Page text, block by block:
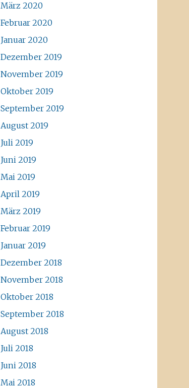
März 2020
Februar 2020
Januar 2020
Dezember 2019
November 2019
Oktober 2019
September 2019
August 2019
Juli 2019
Juni 2019
Mai 2019
April 2019
März 2019
Februar 2019
Januar 2019
Dezember 2018
November 2018
Oktober 2018
September 2018
August 2018
Juli 2018
Juni 2018
Mai 2018